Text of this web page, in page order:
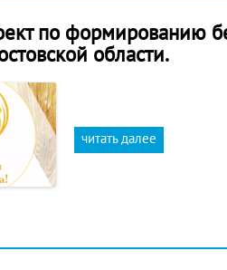
по формированию
области.
читать далее